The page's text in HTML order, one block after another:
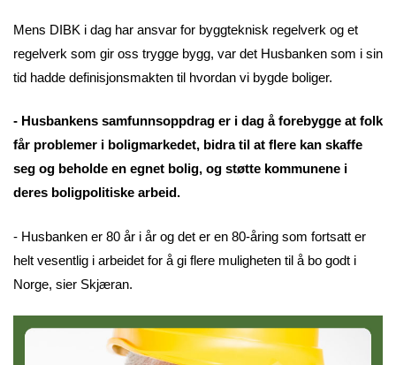
Mens DIBK i dag har ansvar for byggteknisk regelverk og et
regelverk som gir oss trygge bygg, var det Husbanken som i sin
tid hadde definisjonsmakten til hvordan vi bygde boliger.
- Husbankens samfunnsoppdrag er i dag å forebygge at folk
får problemer i boligmarkedet, bidra til at flere kan skaffe
seg og beholde en egnet bolig, og støtte kommunene i
deres boligpolitiske arbeid.
- Husbanken er 80 år i år og det er en 80-åring som fortsatt er
helt vesentlig i arbeidet for å gi flere muligheten til å bo godt i
Norge, sier Skjæran.